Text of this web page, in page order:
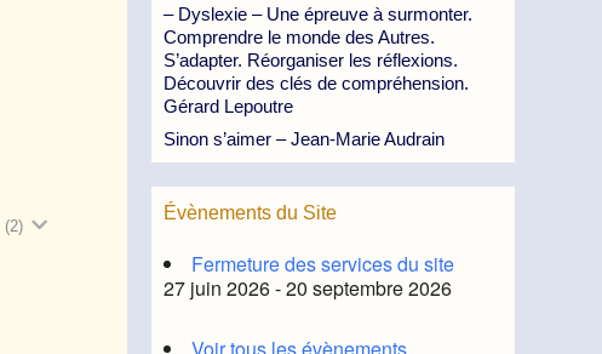
(2)
– Dyslexie – Une épreuve à surmonter.
Comprendre le monde des Autres.
S’adapter. Réorganiser les réflexions.
Découvrir des clés de compréhension.
Gérard Lepoutre
Sinon s’aimer – Jean-Marie Audrain
Évènements du Site
Fermeture des services du site
27 juin 2026 - 20 septembre 2026
Voir tous les évènements